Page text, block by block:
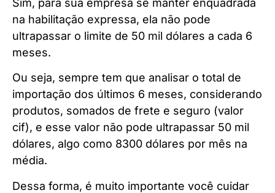
Sim, para sua empresa se manter enquadrada
na habilitação expressa, ela não pode
ultrapassar o limite de 50 mil dólares a cada 6
meses.
Ou seja, sempre tem que analisar o total de
importação dos últimos 6 meses, considerando
produtos, somados de frete e seguro (valor
cif), e esse valor não pode ultrapassar 50 mil
dólares, algo como 8300 dólares por mês na
média.
Dessa forma, é muito importante você cuidar